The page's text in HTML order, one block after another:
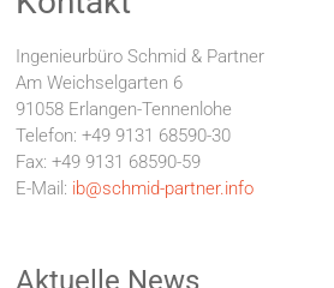
Ingenieurbüro Schmid & Partner
Am Weichselgarten 6
91058 Erlangen-Tennenlohe
Telefon: +49 9131 68590-30
Fax: +49 9131 68590-59
E-Mail: ib@schmid-partner.info
Aktuelle News